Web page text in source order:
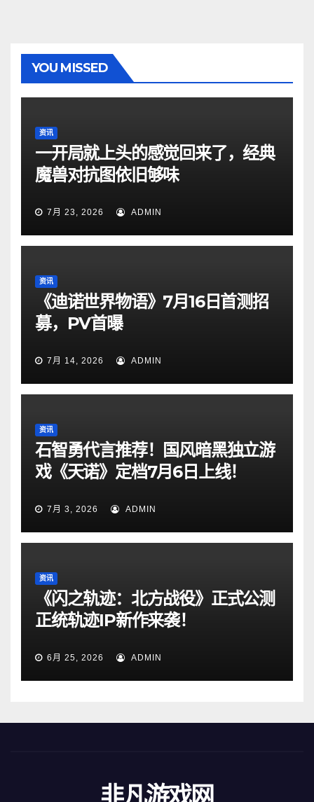
YOU MISSED
资讯
一开局就上头的感觉回来了，经典
魔兽对抗图依旧够味
7月 23, 2026 ADMIN
资讯
《迪诺世界物语》7月16日首测招
募，PV首曝
7月 14, 2026 ADMIN
资讯
石智勇代言推荐！国风暗黑独立游
戏《天诺》定档7月6日上线！
7月 3, 2026 ADMIN
资讯
《闪之轨迹：北方战役》正式公测
正统轨迹IP新作来袭！
6月 25, 2026 ADMIN
非凡游戏网